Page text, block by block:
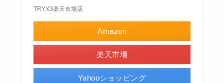
TRYX3楽天市場店
Amazon
楽天市場
Yahooショッピング